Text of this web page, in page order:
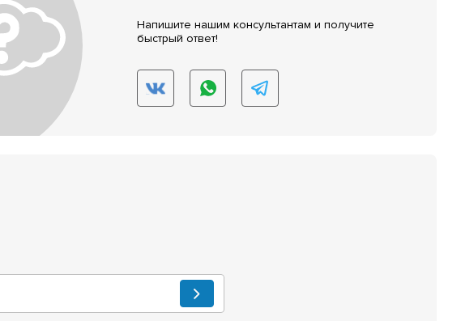
Напишите нашим консультантам и получите
быстрый ответ!